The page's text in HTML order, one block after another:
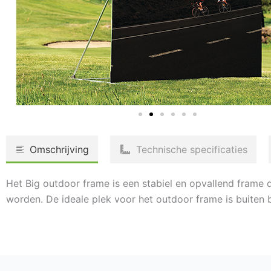
Omschrijving Technische specificaties
Het Big outdoor frame is een stabiel en opvallend
worden. De ideale plek voor het outdoor frame is